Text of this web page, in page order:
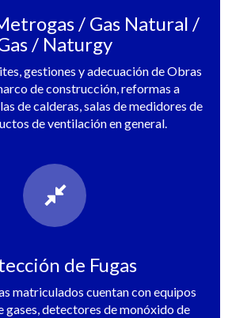
/ Gas Natural /
/ Naturgy
gestiones y adecuación de Obras
de construcción, reformas a
de calderas, salas de medidores de
de ventilación en general.
de Fugas
matriculados cuentan con equipos
gases, detectores de monóxido de